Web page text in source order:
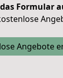
Formular
Angebote